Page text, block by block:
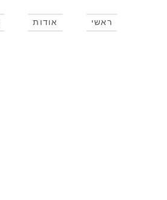
ראשי אודות